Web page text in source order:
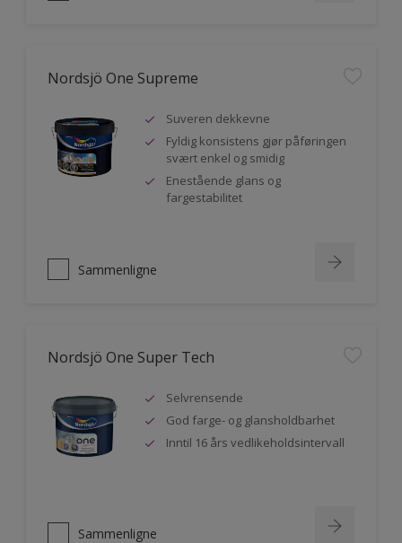
Nordsjö One Supreme
Suveren dekkevne
Fyldig konsistens gjør påføringen
svært enkel og smidig
Enestående glans og
fargestabilitet
Sammenligne
Nordsjö One Super Tech
Selvrensende
God farge- og glansholdbarhet
Inntil 16 års vedlikeholdsintervall
Sammenligne